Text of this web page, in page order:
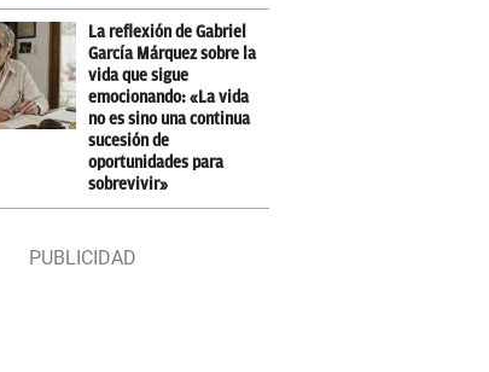
La reflexión de Gabriel
García Márquez sobre la
vida que sigue
emocionando: «La vida
no es sino una continua
sucesión de
oportunidades para
sobrevivir»